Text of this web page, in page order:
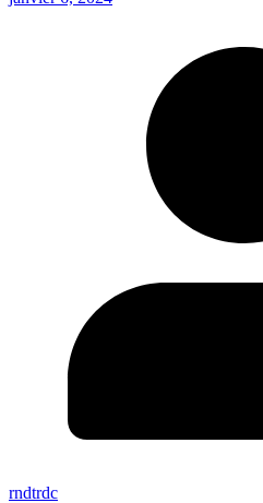
rndtrdc